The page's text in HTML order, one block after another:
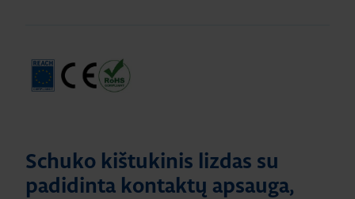
Schuko kištukinis lizdas su
padidinta kontaktų apsauga,